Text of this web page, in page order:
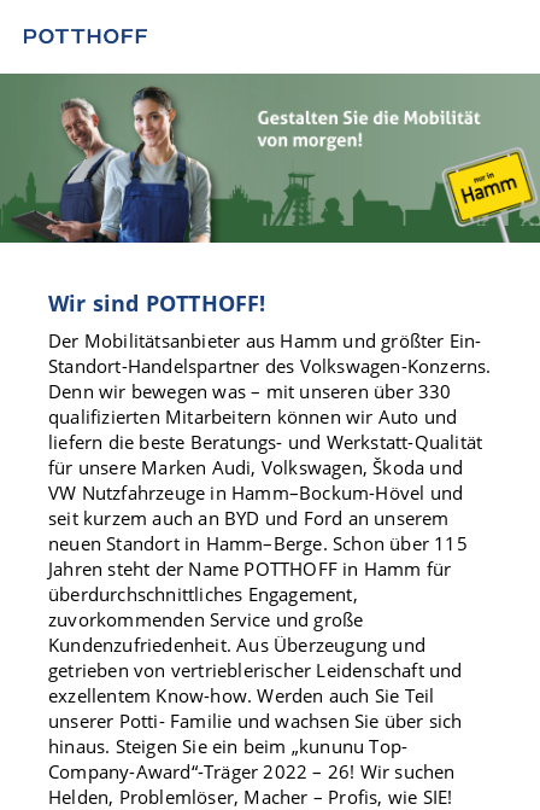
Wir sind POTTHOFF!
Der Mobilitätsanbieter aus Hamm und größter Ein-
Standort-Handelspartner des Volkswagen-Konzerns.
Denn wir bewegen was – mit unseren über 330
qualifizierten Mitarbeitern können wir Auto und
liefern die beste Beratungs- und Werkstatt-Qualität
für unsere Marken Audi, Volkswagen, Škoda und
VW Nutzfahrzeuge in Hamm–Bockum-Hövel und
seit kurzem auch an BYD und Ford an unserem
neuen Standort in Hamm–Berge. Schon über 115
Jahren steht der Name POTTHOFF in Hamm für
überdurchschnittliches Engagement,
zuvorkommenden Service und große
Kundenzufriedenheit. Aus Überzeugung und
getrieben von vertrieblerischer Leidenschaft und
exzellentem Know-how. Werden auch Sie Teil
unserer Potti- Familie und wachsen Sie über sich
hinaus. Steigen Sie ein beim „kununu Top-
Company-Award“-Träger 2022 – 26! Wir suchen
Helden, Problemlöser, Macher – Profis, wie SIE!